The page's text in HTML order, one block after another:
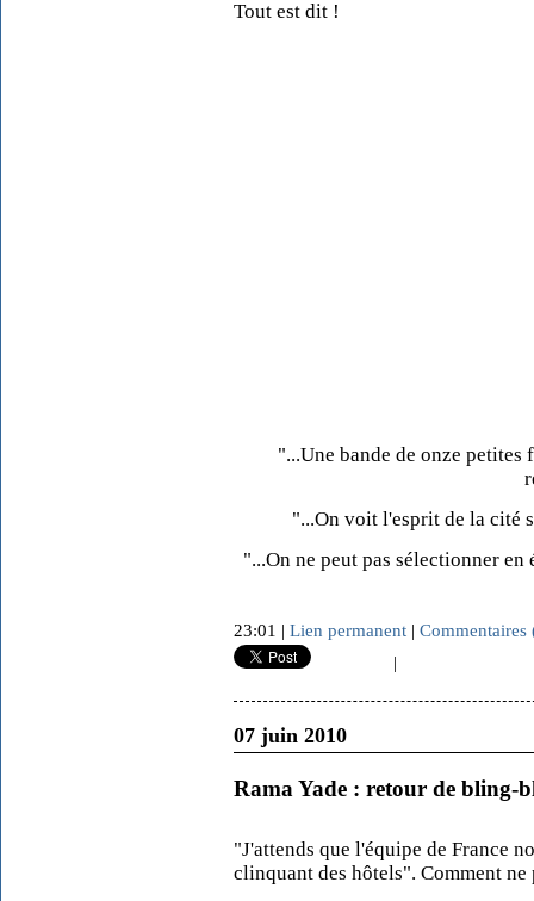
Tout est dit !
"...Une bande de onze petites
"...On voit l'esprit de la cité
"...On ne peut pas sélectionner
23:01 | Lien permanent | Commentaires
|
07 juin 2010
Rama Yade : retour de bling-
"J'attends que l'équipe de France
clinquant des hôtels". Comment ne